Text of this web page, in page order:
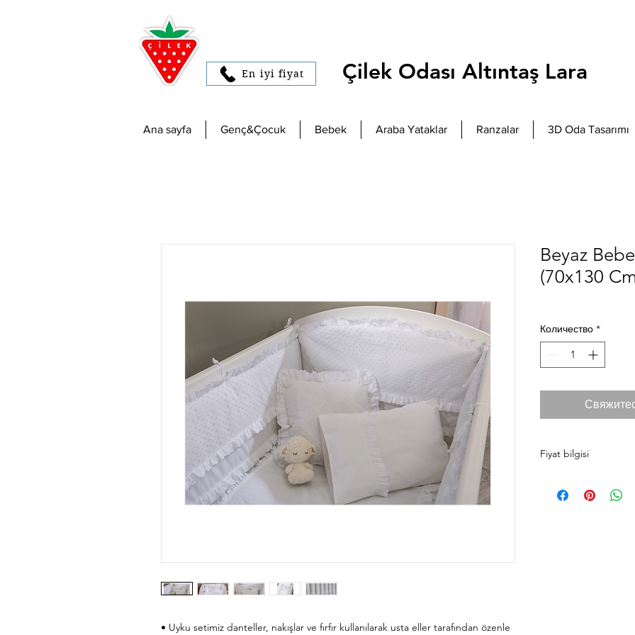
En iyi fiyat Çilek Odası Altıntaş Lara
Ana sayfa Genç&Çocuk Bebek Araba Yataklar Ranzalar 3D Oda Tasarımı
• Uyku setimiz danteller, nakışlar ve fırfır kullanılarak usta eller tarafından özenle
Beyaz
(70x130
Количество *
Fiyat bilgisi
taksit koşulları ve